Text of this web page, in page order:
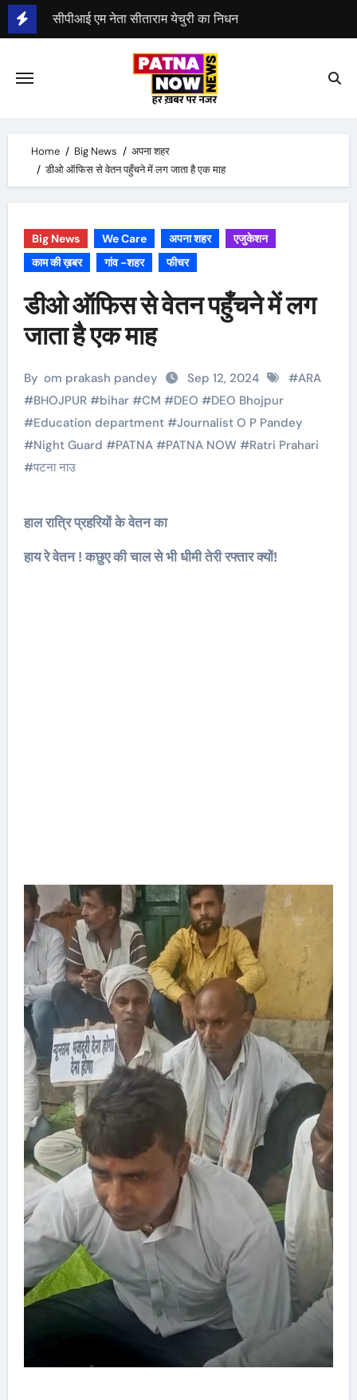
Skip
to
सीपीआई एम नेता सीताराम येचुरी का निधन
Home Big News
अपना शहर
डीओ ऑफिस से वेतन पहुँचने में लग जाता है एक माह
Big News We Care अपना शहर
एजुकेशन
काम की ख़बर
गांव -शहर फीचर
डीओ ऑफिस से वेतन पहुँचने में लग
जाता है एक माह
By om prakash pandey Sep 12, 2024 #ARA
#BHOJPUR#bihar#CM #DEO #DEO Bhojpur
#Education department#Journalist O P Pandey
#Night Guard #PATNA#PATNA NOW #Ratri Prahari
#पटना नाउ
हाल रात्रि प्रहरियों के वेतन का
हाय रे वेतन ! कछुए की चाल से भी धीमी तेरी रफ्तार क्यों!